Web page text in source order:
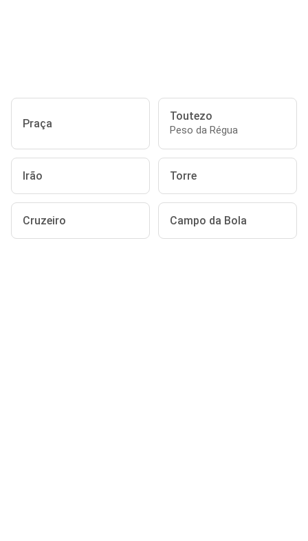
Praça
Toutezo
Peso da Régua
Irão Torre
Cruzeiro Campo da Bola